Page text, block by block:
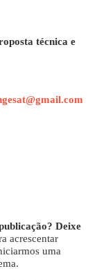
técnica e
Deixe
acrescentar
uma